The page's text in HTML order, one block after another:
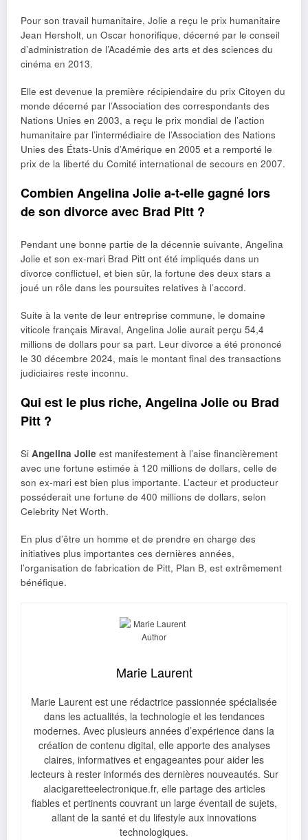
Pour son travail humanitaire, Jolie a reçu le prix humanitaire
Jean Hersholt, un Oscar honorifique, décerné par le conseil
d’administration de l’Académie des arts et des sciences du
cinéma en 2013.
Elle est devenue la première récipiendaire du prix Citoyen du
monde décerné par l’Association des correspondants des
Nations Unies en 2003, a reçu le prix mondial de l’action
humanitaire par l’intermédiaire de l’Association des Nations
Unies des États-Unis d’Amérique en 2005 et a remporté le
prix de la liberté du Comité international de secours en 2007.
Combien Angelina Jolie a-t-elle gagné lors
de son divorce avec Brad Pitt ?
Pendant une bonne partie de la décennie suivante, Angelina
Jolie et son ex-mari Brad Pitt ont été impliqués dans un
divorce conflictuel, et bien sûr, la fortune des deux stars a
joué un rôle dans les poursuites relatives à l’accord.
Suite à la vente de leur entreprise commune, le domaine
viticole français Miraval, Angelina Jolie aurait perçu 54,4
millions de dollars pour sa part. Leur divorce a été prononcé
le 30 décembre 2024, mais le montant final des transactions
judiciaires reste inconnu.
Qui est le plus riche, Angelina Jolie ou Brad
Pitt ?
Si Angelina Jolie est manifestement à l’aise financièrement
avec une fortune estimée à 120 millions de dollars, celle de
son ex-mari est bien plus importante. L’acteur et producteur
posséderait une fortune de 400 millions de dollars, selon
Celebrity Net Worth.
En plus d’être un homme et de prendre en charge des
initiatives plus importantes ces dernières années,
l’organisation de fabrication de Pitt, Plan B, est extrêmement
bénéfique.
Marie Laurent
Marie Laurent est une rédactrice passionnée spécialisée
dans les actualités, la technologie et les tendances
modernes. Avec plusieurs années d’expérience dans la
création de contenu digital, elle apporte des analyses
claires, informatives et engageantes pour aider les
lecteurs à rester informés des dernières nouveautés. Sur
alacigaretteelectronique.fr, elle partage des articles
fiables et pertinents couvrant un large éventail de sujets,
allant de la santé et du lifestyle aux innovations
technologiques.